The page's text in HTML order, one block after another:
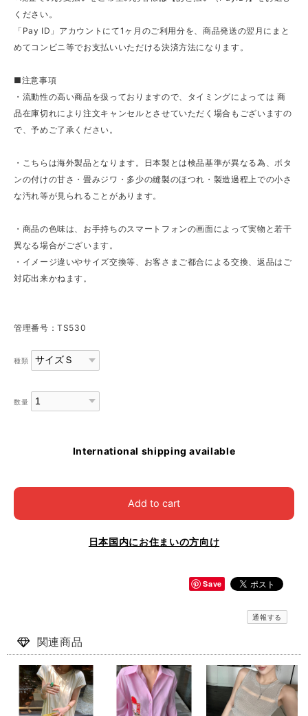
ください。
「Pay ID」アカウントにて1ヶ月のご利用分を、商品発送の翌月にまと
めてコンビニ等でお支払いいただける決済方法になります。
■注意事項
・流動性の高い商品を扱っておりますので、タイミングによっては 商
品在庫切れにより注文キャンセルとさせていただく場合もございますの
で、予めご了承ください。
・こちらは海外製品となります。日本製とは検品基準が異なる為、ボタ
ンの付けの甘さ・畳みジワ・多少の縫製のほつれ・製造過程上での小さ
な汚れ等が見られることがあります。
・商品の色味は、お手持ちのスマートフォンの画面によって実物と若干
異なる場合がございます。
・イメージ違いやサイズ交換等、お客さまご都合による交換、返品はご
対応出来かねます。
管理番号：TS530
種類
数量
International shipping available
Add to cart
日本国内にお住まいの方向け
Save
通報する
関連商品